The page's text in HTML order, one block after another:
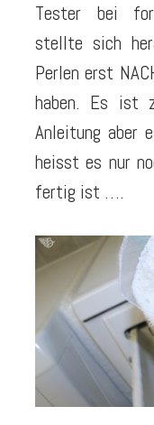
Tester bei
stellte sich
Perlen erst
haben. Es ist
Anleitung aber
heisst es nur
fertig ist ….